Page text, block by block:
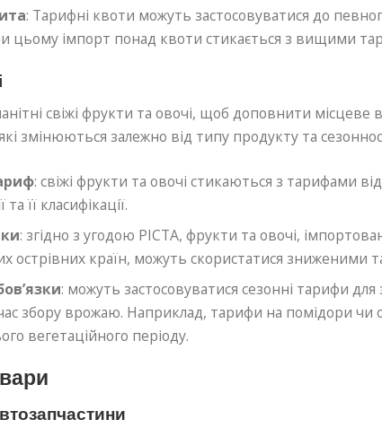
: Тарифні квоти можуть застосовуватися до
цьому імпорт понад квоти стикається з вищими
свіжі фрукти та овочі, щоб доповнити
змінюються залежно від типу продукту та
: свіжі фрукти та овочі стикаються з тарифами
її класифікації.
: згідно з угодою PICTA, фрукти та овочі,
острівних країн, можуть скористатися зниженими
: можуть застосовуватися сезонні тарифи для
збору врожаю. Наприклад, тарифи на помідори чи
вегетаційного періоду.